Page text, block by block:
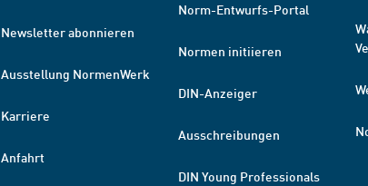
Newsletter abonnieren
Ausstellung NormenWerk
Karriere
Anfahrt
Norm-Entwurfs-Portal
Normen initiieren
DIN-Anzeiger
Ausschreibungen
DIN Young Professionals